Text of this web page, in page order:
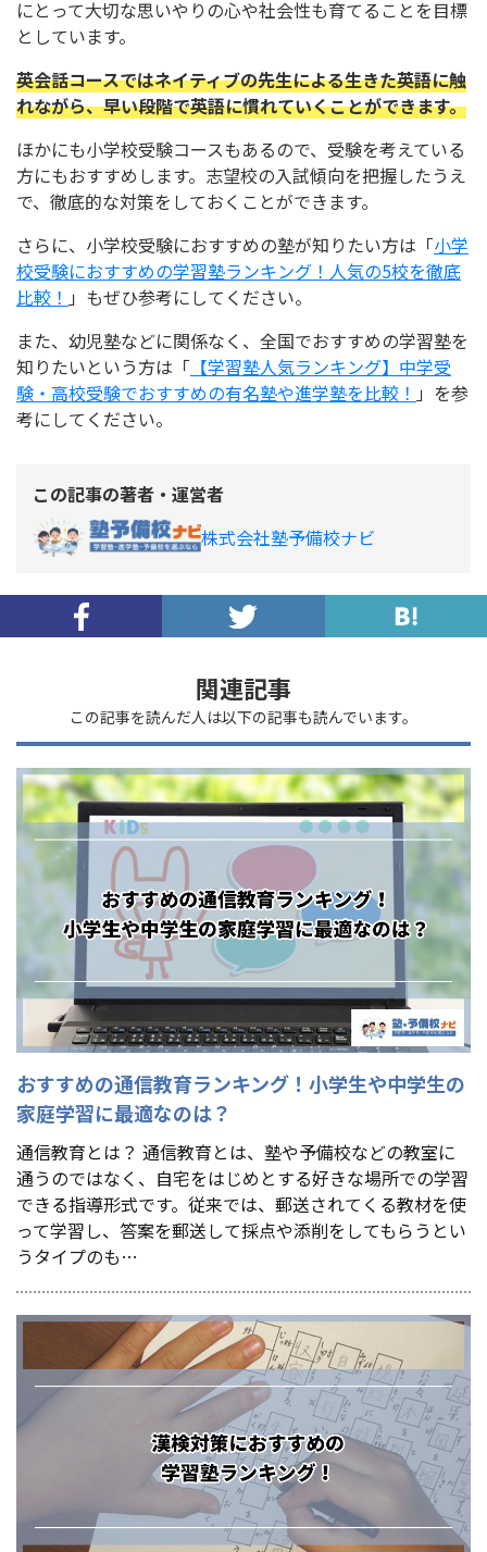
にとって大切な思いやりの心や社会性も育てることを目標
としています。
英会話コースではネイティブの先生による生きた英語に触
れながら、早い段階で英語に慣れていくことができます。
ほかにも小学校受験コースもあるので、受験を考えている
方にもおすすめします。志望校の入試傾向を把握したうえ
で、徹底的な対策をしておくことができます。
さらに、小学校受験におすすめの塾が知りたい方は「小学
校受験におすすめの学習塾ランキング！人気の5校を徹底
比較！ 」もぜひ参考にしてください。
また、幼児塾などに関係なく、全国でおすすめの学習塾を
知りたいという方は「 【学習塾人気ランキング】中学受
験・高校受験でおすすめの有名塾や進学塾を比較！ 」を参
考にしてください。
この記事の著者・運営者
株式会社塾予備校ナビ
関連記事
この記事を読んだ人は以下の記事も読んでいます。
おすすめの通信教育ランキング！小学生や中学生の
家庭学習に最適なのは？
通信教育とは？ 通信教育とは、塾や予備校などの教室に
通うのではなく、自宅をはじめとする好きな場所での学習
できる指導形式です。従来では、郵送されてくる教材を使
って学習し、答案を郵送して採点や添削をしてもらうとい
うタイプのも…